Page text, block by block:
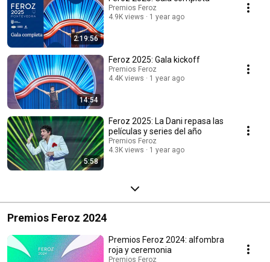
2:19:56
Premios Feroz
4.9K views
1 year ago
14:54
Feroz 2025: Gala kickoff
Premios Feroz
4.4K views
1 year ago
5:58
Feroz 2025: La Dani repasa las
películas y series del año
Premios Feroz
4.3K views
1 year ago
Premios Feroz 2024
Premios Feroz 2024: alfombra
roja y ceremonia
Premios Feroz